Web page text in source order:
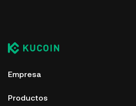
Empresa
Productos